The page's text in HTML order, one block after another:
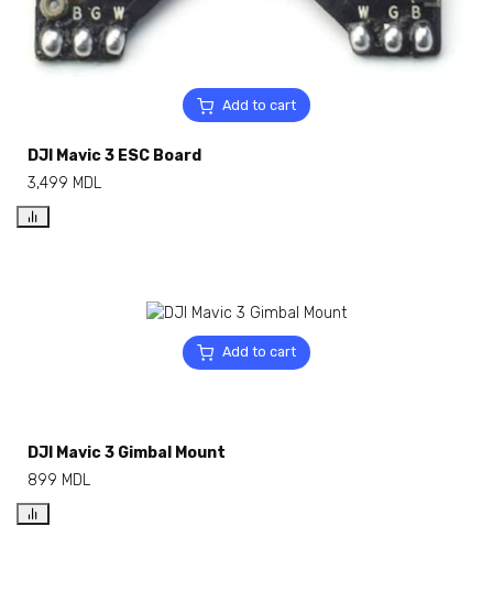
Add to cart
DJI Mavic 3 ESC Board
3,499 MDL
Add to cart
DJI Mavic 3 Gimbal Mount
899 MDL